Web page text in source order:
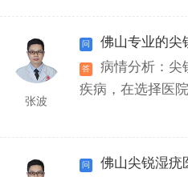
张波
佛山专业的尖
病情分析：尖
疾病，在选择医
佛山尖锐湿疣